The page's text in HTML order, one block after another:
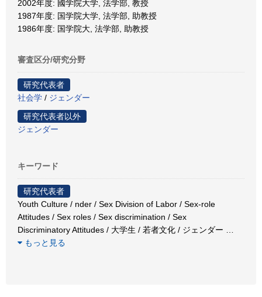
2002年度: 國学院大学, 法学部, 教授
1987年度: 国学院大学, 法学部, 助教授
1986年度: 国学院大, 法学部, 助教授
審査区分/研究分野
研究代表者
社会学 / ジェンダー
研究代表者以外
ジェンダー
キーワード
研究代表者
Youth Culture / nder / Sex Division of Labor / Sex-role
Attitudes / Sex roles / Sex discrimination / Sex
Discriminatory Attitudes / 大学生 / 若者文化 / ジェンダー
もっと見る